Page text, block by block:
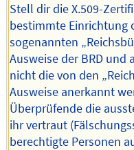
Stell dir die X.509-
bestimmte Einrichtung
sogenannten
Ausweise der BRD
nicht die von den
Ausweise anerkannt
Überprüfende die
ihr vertraut
berechtigte Personen